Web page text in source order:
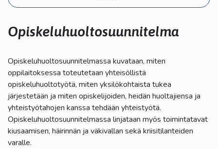
pyyhkäisyliikkeitä.
Opiskeluhuoltosuunnitelma
Opiskeluhuoltosuunnitelmassa kuvataan, miten
oppilaitoksessa toteutetaan yhteisöllistä
opiskeluhuoltotyötä, miten yksilökohtaista tukea
järjestetään ja miten opiskelijoiden, heidän huoltajiensa ja
yhteistyötahojen kanssa tehdään yhteistyötä.
Opiskeluhuoltosuunnitelmassa linjataan myös toimintatavat
kiusaamisen, häirinnän ja väkivallan sekä kriisitilanteiden
varalle.